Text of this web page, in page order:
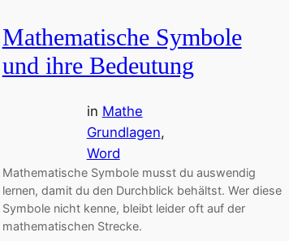
Mathematische Symbole
und ihre Bedeutung
in Mathe
Grundlagen
Word
Mathematische Symbole musst du auswendig
lernen, damit du den Durchblick behältst. Wer diese
Symbole nicht kenne, bleibt leider oft auf der
mathematischen Strecke.